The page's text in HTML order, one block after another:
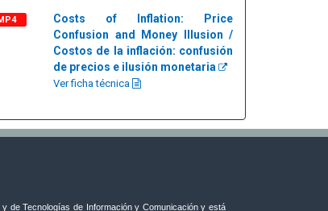
Costs of Inflation: Price
Confusion and Money Illusion /
Costos de la inflación: confusión
de precios e ilusión monetaria
Ver ficha técnica
de Tecnologías de Información y Comunicación y está